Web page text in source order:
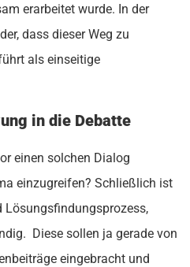
erarbeitet wurde. In der
dass dieser Weg zu
als einseitige
in die Debatte
einen solchen Dialog
einzugreifen? Schließlich ist
Lösungsfindungsprozess,
Diese sollen ja gerade von
eingebracht und